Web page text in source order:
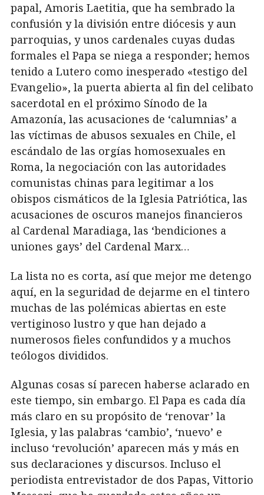
papal, Amoris Laetitia, que ha sembrado la
confusión y la división entre diócesis y aun
parroquias, y unos cardenales cuyas dudas
formales el Papa se niega a responder; hemos
tenido a Lutero como inesperado «testigo del
Evangelio», la puerta abierta al fin del celibato
sacerdotal en el próximo Sínodo de la
Amazonía, las acusaciones de ‘calumnias’ a
las víctimas de abusos sexuales en Chile, el
escándalo de las orgías homosexuales en
Roma, la negociación con las autoridades
comunistas chinas para legitimar a los
obispos cismáticos de la Iglesia Patriótica, las
acusaciones de oscuros manejos financieros
al Cardenal Maradiaga, las ‘bendiciones a
uniones gays’ del Cardenal Marx…
La lista no es corta, así que mejor me detengo
aquí, en la seguridad de dejarme en el tintero
muchas de las polémicas abiertas en este
vertiginoso lustro y que han dejado a
numerosos fieles confundidos y a muchos
teólogos divididos.
Algunas cosas sí parecen haberse aclarado en
este tiempo, sin embargo. El Papa es cada día
más claro en su propósito de ‘renovar’ la
Iglesia, y las palabras ‘cambio’, ‘nuevo’ e
incluso ‘revolución’ aparecen más y más en
sus declaraciones y discursos. Incluso el
periodista entrevistador de dos Papas, Vittorio